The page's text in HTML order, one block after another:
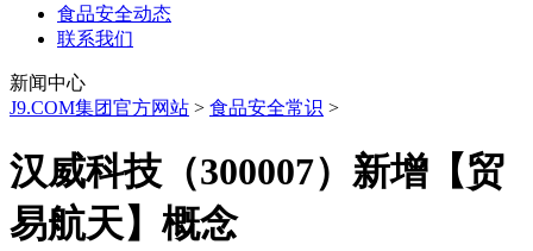
食品安全动态
联系我们
新闻中心
J9.COM集团官方网站 > 食品安全常识 >
汉威科技（300007）新增【贸
易航天】概念